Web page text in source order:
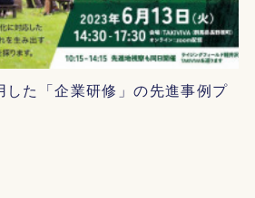
した「企業研修」の先進事例プ